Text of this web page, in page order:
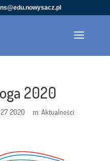
2020
2020
Aktualności